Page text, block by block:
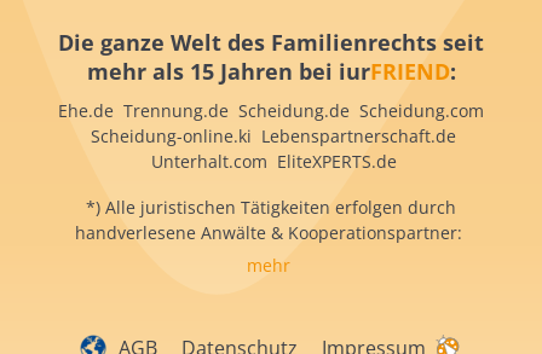
Die ganze Welt des Familienrechts seit
mehr als 15 Jahren bei iurFRIEND:
Ehe.de Trennung.de Scheidung.de Scheidung.com
Scheidung-online.ki Lebenspartnerschaft.de
Unterhalt.com EliteXPERTS.de
*) Alle juristischen Tätigkeiten erfolgen durch
handverlesene Anwälte & Kooperationspartner:
mehr
AGB Datenschutz Impressum